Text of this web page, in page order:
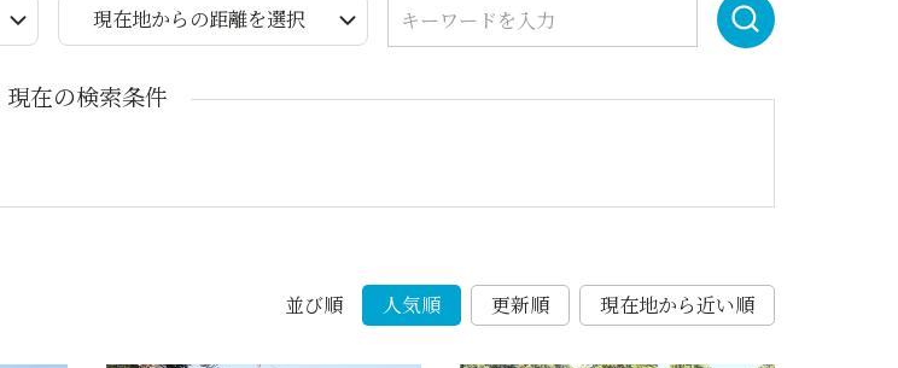
現在地からの距離を選択
現在の検索条件
並び順 人気順 更新順 現在地から近い順